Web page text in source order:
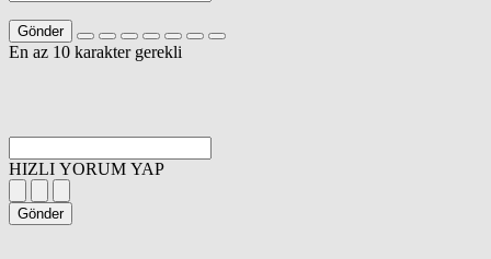
Gönder
En az 10 karakter gerekli
HIZLI YORUM YAP
Gönder